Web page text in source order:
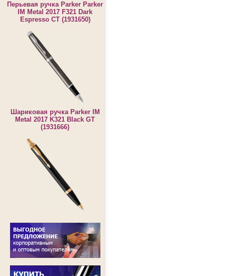
Перьевая ручка Parker Parker
IM Metal 2017 F321 Dark
Espresso CT (1931650)
Шариковая ручка Parker IM
Metal 2017 K321 Black GT
(1931666)